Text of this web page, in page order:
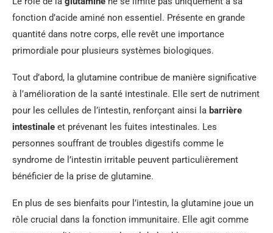
fonction d’acide aminé non essentiel. Présente en grande
quantité dans notre corps, elle revêt une importance
primordiale pour plusieurs systèmes biologiques.
Tout d’abord, la glutamine contribue de manière significative
à l’amélioration de la santé intestinale. Elle sert de nutriment
pour les cellules de l’intestin, renforçant ainsi la barrière
intestinale et prévenant les fuites intestinales. Les
personnes souffrant de troubles digestifs comme le
syndrome de l’intestin irritable peuvent particulièrement
bénéficier de la prise de glutamine.
En plus de ses bienfaits pour l’intestin, la glutamine joue un
rôle crucial dans la fonction immunitaire. Elle agit comme